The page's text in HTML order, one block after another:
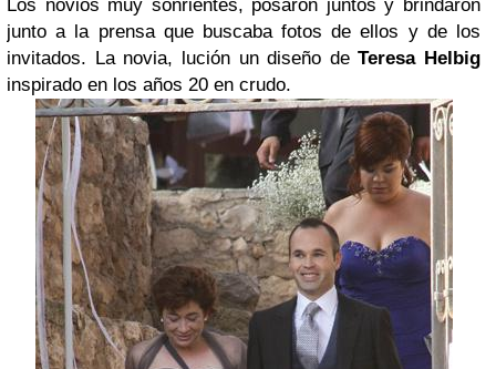
Los novios muy sonrientes, posaron juntos y brindaron
junto a la prensa que buscaba fotos de ellos y de los
invitados. La novia, lución un diseño deTeresa Helbig
inspirado en los años 20 en crudo.